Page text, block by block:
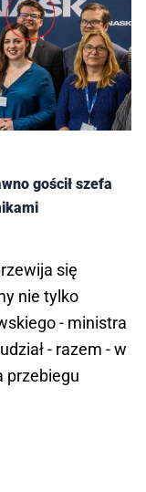
gościł szefa
się
nie tylko
- ministra
- razem - w
przebiegu